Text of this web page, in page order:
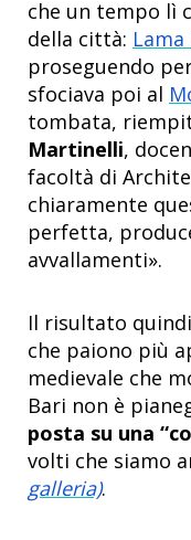
che un tempo lì
della città: Lama
proseguendo
sfociava poi al
tombata,
Martinelli,
facoltà di
chiaramente
perfetta,
avvallamenti».
Il risultato
che paiono più
medievale che
Bari non è
posta su una
volti che siamo
galleria).